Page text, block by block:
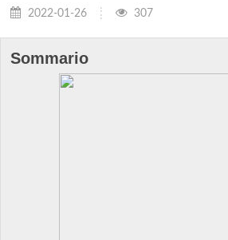
2022-01-26 307
Sommario